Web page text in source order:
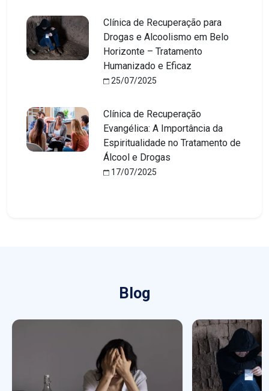
Clínica de Recuperação para
Drogas e Alcoolismo em Belo
Horizonte – Tratamento
Humanizado e Eficaz
25/07/2025
Clínica de Recuperação
Evangélica: A Importância da
Espiritualidade no Tratamento de
Álcool e Drogas
17/07/2025
Blog